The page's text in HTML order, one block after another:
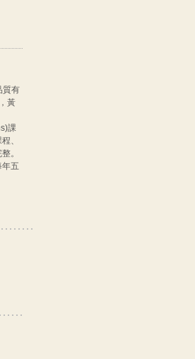
質有
黃
課
、
。
五